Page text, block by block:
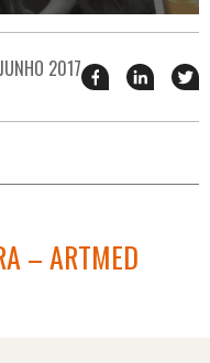
2017 Compartilhar
esse
no
esse
no
– ARTMED